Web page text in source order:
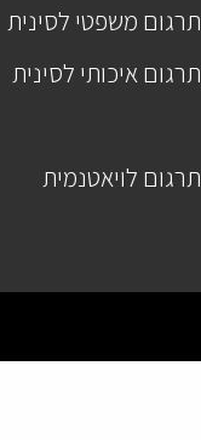
תרגום משפטי לסינית
תרגום איכותי לסינית
תרגום לויאטנמית